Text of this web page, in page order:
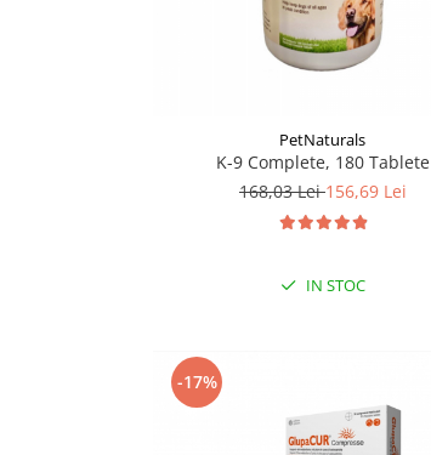
PetNaturals
K-9 Complete, 180 Tablete
168,03 Lei156,69 Lei
IN STOC
-17%